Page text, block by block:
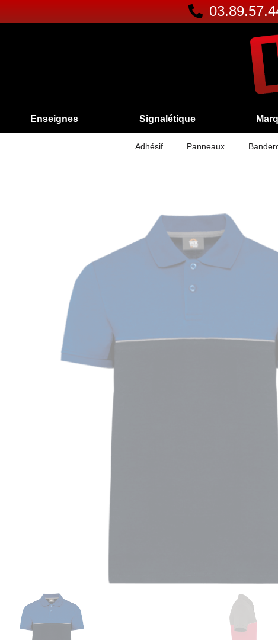
Enseignes Signalétique
Adhésif Panneaux